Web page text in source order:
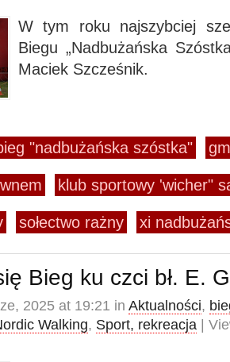
W tym roku najszybciej
Biegu „Nadbużańska
Maciek Szcześnik.
"nadbużańska szóstka"
klub sportowy 'wicher"
sołectwo rażny xi
Bieg ku czci bł. E.
2025 at 19:21 in Aktualności,
Walking, Sport, rekreacja |